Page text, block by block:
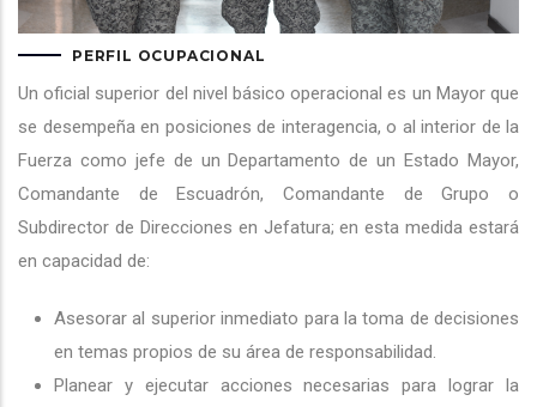
PERFIL OCUPACIONAL
Un oficial superior del nivel básico operacional es un Mayor que
se desempeña en posiciones de interagencia, o al interior de la
Fuerza como jefe de un Departamento de un Estado Mayor,
Comandante de Escuadrón, Comandante de Grupo o
Subdirector de Direcciones en Jefatura; en esta medida estará
en capacidad de:
Asesorar al superior inmediato para la toma de decisiones
en temas propios de su área de responsabilidad.
Planear y ejecutar acciones necesarias para lograr la